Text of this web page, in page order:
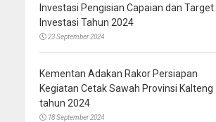
Investasi Pengisian Capaian dan Target
Investasi Tahun 2024
23 September 2024
Kementan Adakan Rakor Persiapan
Kegiatan Cetak Sawah Provinsi Kalteng
tahun 2024
18 September 2024